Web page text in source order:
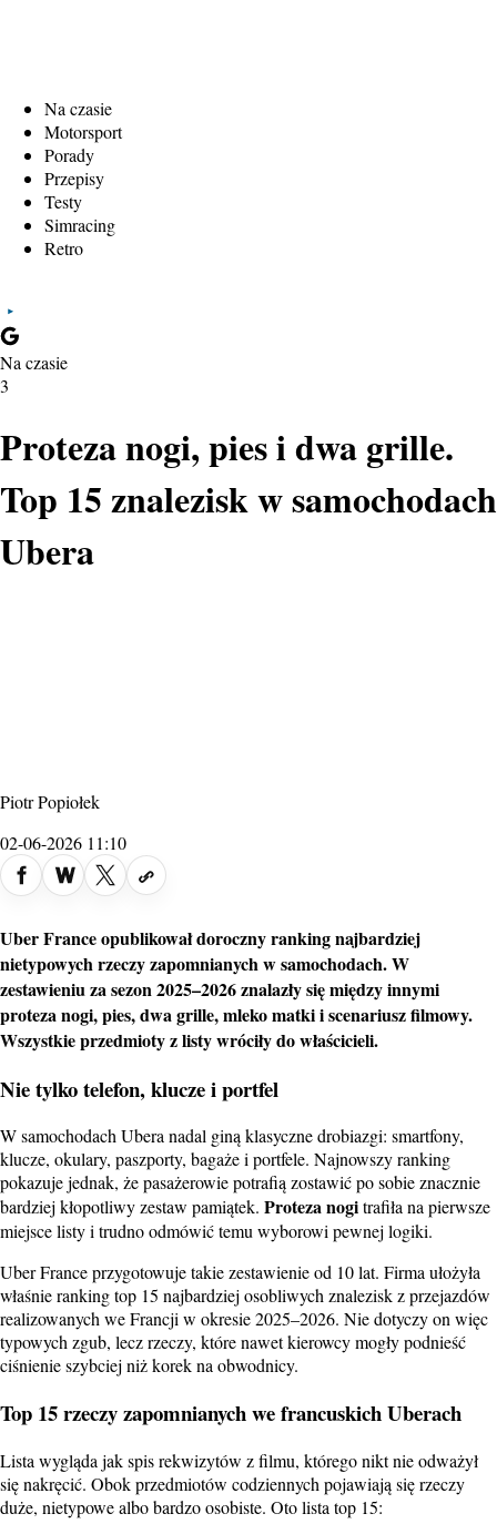
Na czasie
Motorsport
Porady
Przepisy
Testy
Simracing
Retro
Na czasie
3
Proteza nogi, pies i dwa grille.
Top 15 znalezisk w samochodach
Ubera
Piotr Popiołek
02-06-2026 11:10
UberFrance opublikował dorocznyrankingnajbardziej
nietypowych rzeczy zapomnianych w samochodach. W
zestawieniu za sezon 2025–2026 znalazły się między innymi
proteza nogi, pies, dwa grille, mleko matki i scenariusz filmowy.
Wszystkie przedmioty z listy wróciły do właścicieli.
Nie tylko telefon, klucze i portfel
W samochodach Ubera nadal giną klasyczne drobiazgi: smartfony,
klucze, okulary, paszporty, bagaże i portfele. Najnowszy ranking
pokazuje jednak, że pasażerowie potrafią zostawić po sobie znacznie
bardziej kłopotliwy zestaw pamiątek. Proteza nogitrafiła na pierwsze
miejsce listy i trudno odmówić temu wyborowi pewnej logiki.
Uber France przygotowuje takie zestawienie od 10 lat. Firma ułożyła
właśnie ranking top 15 najbardziej osobliwych znalezisk z przejazdów
realizowanych we Francji w okresie 2025–2026. Nie dotyczy on więc
typowych zgub, lecz rzeczy, które nawet kierowcy mogły podnieść
ciśnienie szybciej niż korek na obwodnicy.
Top 15 rzeczy zapomnianych we francuskich Uberach
Lista wygląda jak spis rekwizytów z filmu, którego nikt nie odważył
się nakręcić. Obok przedmiotów codziennych pojawiają się rzeczy
duże, nietypowe albo bardzo osobiste. Oto lista top 15: